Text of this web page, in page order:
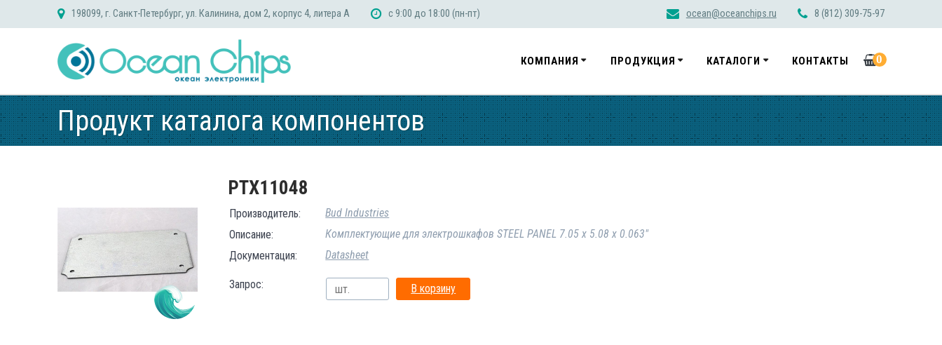
198099, г. Санкт-Петербург, ул. Калинина, дом 2, корпус 4, литера А с 9:00 до 18:00 (пн-пт) ocean@oceanchips.ru 8 (812) 309-75-97
КОМПАНИЯ ПРОДУКЦИЯ КАТАЛОГИ КОНТАКТЫ 0
Продукт каталога компонентов
PTX11048
Производитель:
Bud Industries
Описание:
Комплектующие для электрошкафов STEEL PANEL 7.05 x 5.08 x 0.063"
Документация:
Datasheet
Запрос: В корзину